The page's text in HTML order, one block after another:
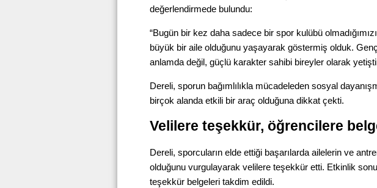
değerlendirmede bulundu:
“Bugün bir kez daha sadece bir spor kulübü
büyük bir aile olduğunu yaşayarak göstermiş olduk.
anlamda değil, güçlü karakter sahibi bireyler olarak
Dereli, sporun bağımlılıkla mücadeleden sosyal
birçok alanda etkili bir araç olduğuna dikkat çekti.
Velilere teşekkür, öğrencilere
Dereli, sporcuların elde ettiği başarılarda ailelerin ve
olduğunu vurgulayarak velilere teşekkür etti. Etkinlik
teşekkür belgeleri takdim edildi.